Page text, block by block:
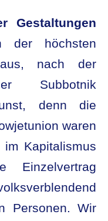
Gestaltungen
der höchsten
aus, nach der
Subbotnik
denn die
waren
im Kapitalismus
Einzelvertrag
Personen. Wir